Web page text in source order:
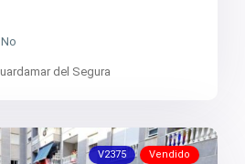
No
del Segura
V2375 Vendido